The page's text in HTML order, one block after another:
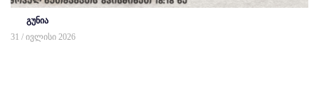
გუნია
31 / ივლისი 2026